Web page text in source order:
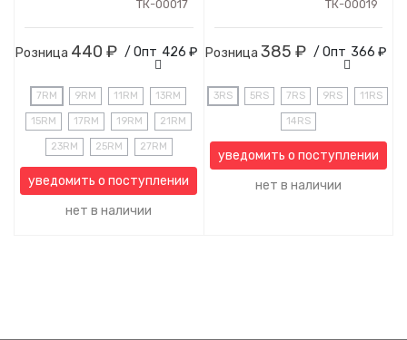
ТК-00017
Розница 440 ₽ / Опт 426 ₽
7RM 9RM 11RM 13RM
15RM 17RM 19RM 21RM
23RM 25RM 27RM
уведомить о поступлении
нет в наличии
ТК-00019
Розница 385 ₽ / Опт 366 ₽
3RS 5RS 7RS 9RS 11RS
14RS
уведомить о поступлении
нет в наличии